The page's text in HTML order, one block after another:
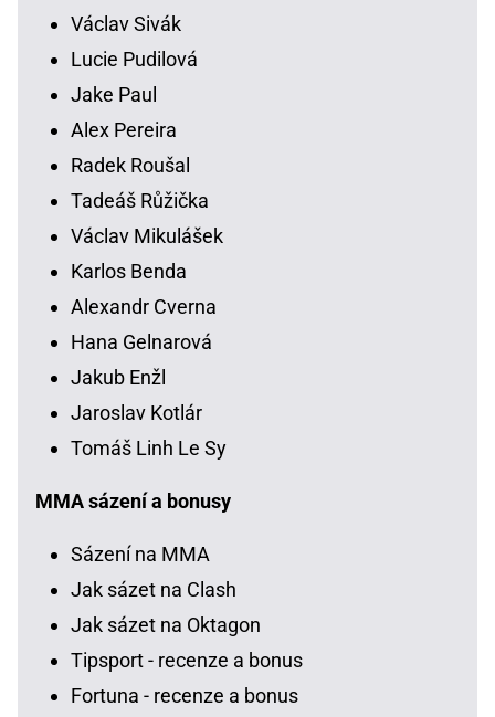
Václav Sivák
Lucie Pudilová
Jake Paul
Alex Pereira
Radek Roušal
Tadeáš Růžička
Václav Mikulášek
Karlos Benda
Alexandr Cverna
Hana Gelnarová
Jakub Enžl
Jaroslav Kotlár
Tomáš Linh Le Sy
MMA sázení a bonusy
Sázení na MMA
Jak sázet na Clash
Jak sázet na Oktagon
Tipsport - recenze a bonus
Fortuna - recenze a bonus